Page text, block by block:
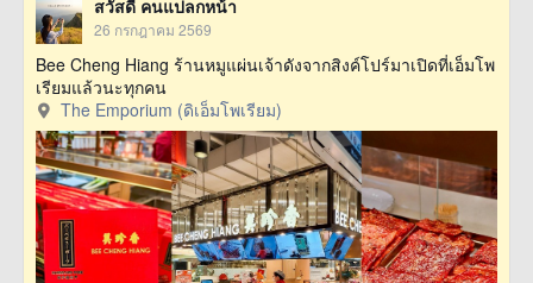
สวัสดี คนแปลกหน้า
26 กรกฎาคม 2569
Bee Cheng Hiang ร้านหมูแผ่นเจ้าดังจากสิงค์โปร์มาเปิดที่เอ็มโพ
เรียมแล้วนะทุกคน
The Emporium (ดิเอ็มโพเรียม)